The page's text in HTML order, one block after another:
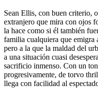
Sean Ellis, con buen criterio,
extranjero que mira con ojos
la hace como si él también
familia cualquiera que emigra
pero a la que la maldad del
a una situación cuasi
sacrificio inmenso. Con un
progresivamente, de torvo
llega con facilidad al